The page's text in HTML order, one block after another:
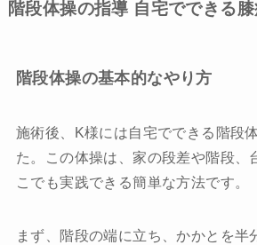
階段体操の指導 自宅でできる
階段体操の基本的なやり方
施術後、K様には自宅でできる階段
た。この体操は、家の段差や階段、
こでも実践できる簡単な方法です。
まず、階段の端に立ち、かかとを半